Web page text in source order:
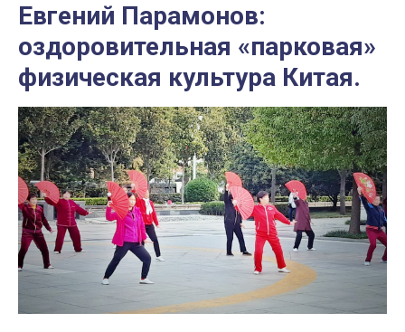
Евгений Парамонов:
оздоровительная «парковая»
физическая культура Китая.